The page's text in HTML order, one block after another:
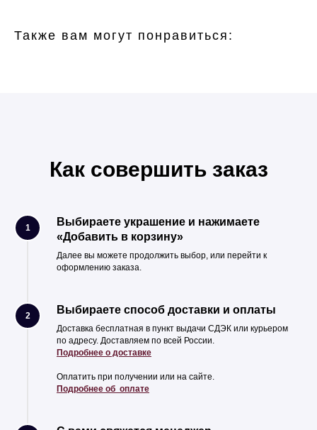
Также вам могут понравиться:
Как совершить заказ
1
Выбираете украшение и нажимаете
«Добавить в корзину»
Далее вы можете продолжить выбор, или перейти к
оформлению заказа.
2 Выбираете способ доставки и оплаты
Доставка бесплатная в пункт выдачи СДЭК или курьером
по адресу. Доставляем по всей России.
Подробнее о доставке
Оплатить при получении или на сайте.
Подробнее об оплате